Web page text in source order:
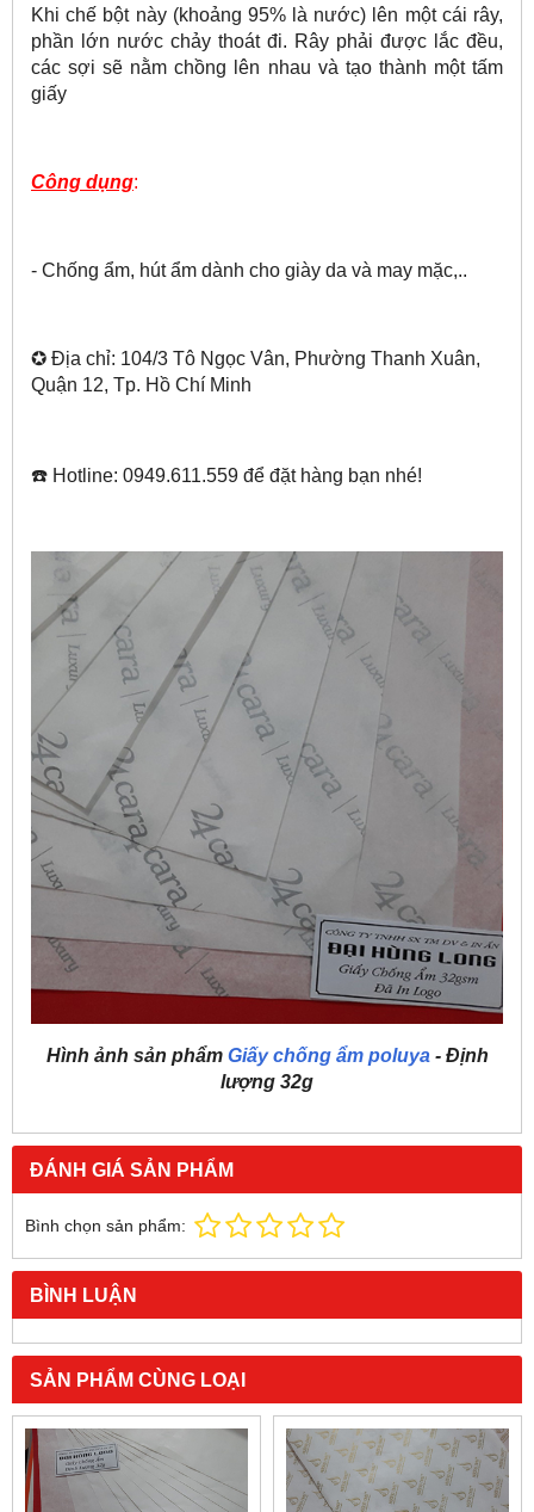
Khi chế bột này (khoảng 95% là nước) lên một cái rây,
phần lớn nước chảy thoát đi. Rây phải được lắc đều,
các sợi sẽ nằm chồng lên nhau và tạo thành một tấm
giấy
Công dụng:
- Chống ẩm, hút ẩm dành cho giày da và may mặc,..
✪ Địa chỉ: 104/3 Tô Ngọc Vân, Phường Thanh Xuân,
Quận 12, Tp. Hồ Chí Minh
☎️ Hotline: 0949.611.559 để đặt hàng bạn nhé!
Hình ảnh sản phẩm Giấy chống ẩm poluya- Định
lượng 32g
ĐÁNH GIÁ SẢN PHẨM
Bình chọn sản phẩm:
BÌNH LUẬN
SẢN PHẨM CÙNG LOẠI